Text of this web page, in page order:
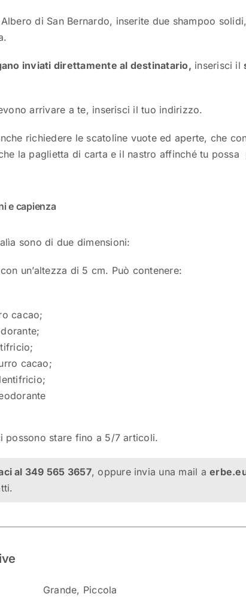
di San Bernardo, inserite due shampoo
inviati direttamente al destinatario, inserisci il
arrivare a te, inserisci il tuo indirizzo.
richiedere le scatoline vuote ed aperte, che
la paglietta di carta e il nastro affinché tu
e capienza
sono di due dimensioni:
un’altezza di 5 cm. Può contenere:
cacao;
cacao;
possono stare fino a 5/7 articoli.
al 349 565 3657, oppure invia una mail a
Grande, Piccola